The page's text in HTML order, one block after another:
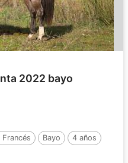
2022 bayo
Francés Bayo 4 años